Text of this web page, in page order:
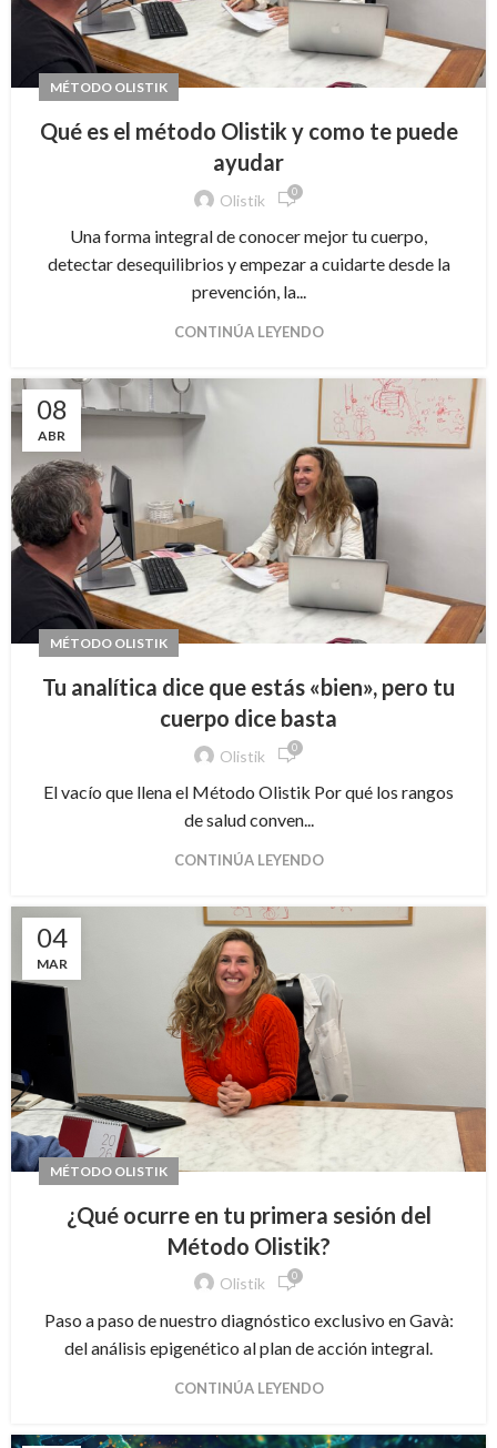
MÉTODO OLISTIK
Qué es el método Olistik y como te puede
ayudar
Olistik 0
Una forma integral de conocer mejor tu cuerpo,
detectar desequilibrios y empezar a cuidarte desde la
prevención, la...
CONTINÚA LEYENDO
08
ABR
MÉTODO OLISTIK
Tu analítica dice que estás «bien», pero tu
cuerpo dice basta
Olistik 0
El vacío que llena el Método Olistik Por qué los rangos
de salud conven...
CONTINÚA LEYENDO
04
MAR
MÉTODO OLISTIK
¿Qué ocurre en tu primera sesión del
Método Olistik?
Olistik 0
Paso a paso de nuestro diagnóstico exclusivo en Gavà:
del análisis epigenético al plan de acción integral.
CONTINÚA LEYENDO